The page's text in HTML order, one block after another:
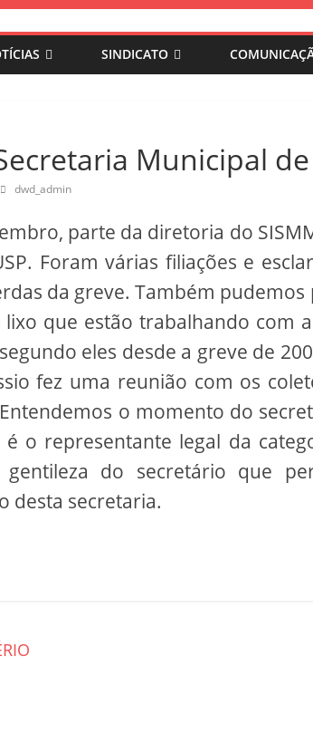
SINDICATO
Municipal
dwd_admin
parte da diretoria do
Foram várias filiações e
da greve. Também
lixo que estão trabalhando com
eles desde a greve de
fez uma reunião com os
o momento do
é o representante legal da
gentileza do secretário que
desta secretaria.